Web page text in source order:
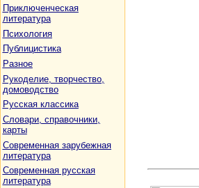
Приключенческая
литература
Психология
Публицистика
Разное
Рукоделие, творчество,
домоводство
Русская классика
Словари, справочники,
карты
Современная зарубежная
литература
Современная русская
литература